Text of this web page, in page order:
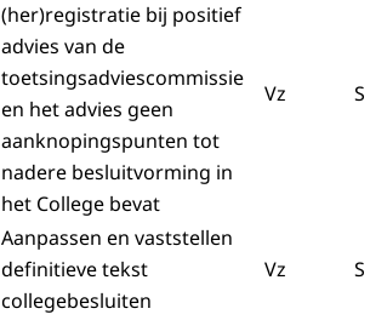
(her)registratie bij positief
advies van de
toetsingsadviescommissie
en het advies geen
aanknopingspunten tot
nadere besluitvorming in
het College bevat
Vz S
Aanpassen en vaststellen
definitieve tekst
collegebesluiten
Vz S